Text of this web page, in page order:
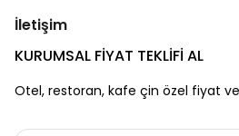
İletişim
KURUMSAL FİYAT TEKLİFİ AL
Otel, restoran, kafe çin özel fiyat